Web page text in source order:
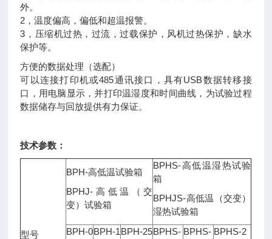
外。
2，温度偏高，偏低和超温报警。
3，压缩机过热，过流，过载保护，风机过热保护，缺水
保护等。
方便的数据处理（选配）
可以连接打印机或485通讯接口，具有USB数据转移接
口，用电脑显示，并打印温湿度和时间曲线，为试验过程
数据储存与回放提供有力保证。
技术参数：
型号
BPH-高低温试验箱
BPHJ-高低温（交
变）试验箱
BPHS-高低温湿热试验
箱
BPHJS-高低温（交变）
湿热试验箱
BPH-0BPH-1BPH-25BPHS- BPHS- BPHS-2